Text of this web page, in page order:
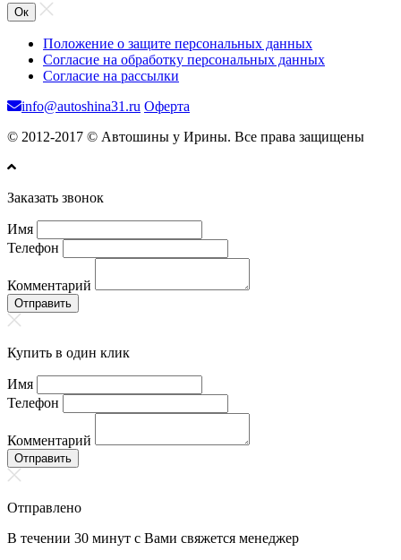
Ок
Положение о защите персональных данных
Согласие на обработку персональных данных
Согласие на рассылки
info@autoshina31.ru Оферта
© 2012-2017 © Автошины у Ирины. Все права защищены
Заказать звонок
Имя
Телефон
Комментарий
Отправить
Купить в один клик
Имя
Телефон
Комментарий
Отправить
Отправлено
В течении 30 минут с Вами свяжется менеджер